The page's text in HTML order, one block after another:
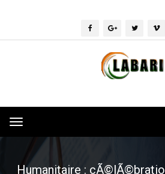
Toggle
navigation
Humanitaire :